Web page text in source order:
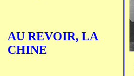
AU REVOIR, LA
CHINE